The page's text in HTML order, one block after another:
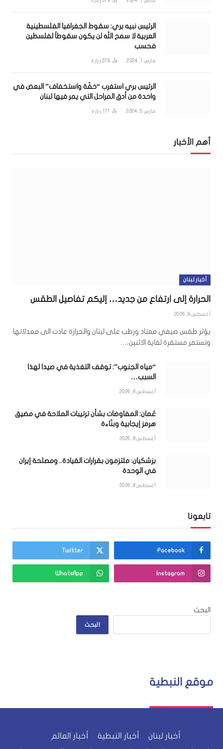
الرئيس نبيه بري: سقوط الجغرافيا الفلسطينية
العربية لا سمح الله لن يكون سقوطاً لفلسطين
فحسب
مارس 1, 2024 378 زيارة
الرئيس بري استغرب “خفّة واستخفاف” البعض في
واحدة من أدق المراحل التي يمر فيها لبنان
مارس 5, 2024 171 زيارة
أهم الأخبار
أخبار لبنان
الحرارة إلى ارتفاع من جديد… إليكم تفاصيل الطقس
أغسطس 8, 2026
يؤثر طقس صيفي معتاد ورطب على لبنان والحرارة عادت الى معدلاتها
وتستمر مستقرة لغاية الاثنين،…
“مياه الجنوب”: توقف التغذية في صيدا لهذا
السبب…
أغسطس 8, 2026
عُمان: المفاوضات بشأن ترتيبات الملاحة في مضيق
هرمز إيجابية وبنّاءة
أغسطس 8, 2026
بزشكيان: ملتزمون بقرارات القيادة.. ومصلحة إيران
في الوحدة
أغسطس 8, 2026
تابعونا
Facebook
Twitter
Instagram
WhatsApp
البحث
البحث
موقع النبطية
أخبار لبنان أخبار النبطية
أخبار العالم